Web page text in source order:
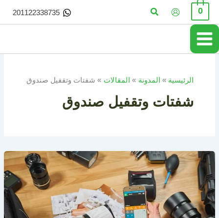
تخطي
المحتوى
0 البحث 201122338735
الرئيسية المدونة المقالات شفتات وتقفيل صندوق
شفتات وتقفيل صندوق